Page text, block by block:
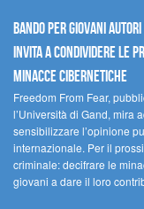
Bando per giovani
invita a condividere le
minacce cibernetiche
Freedom From Fear,
l’Università di Gand, mira
sensibilizzare l’opinione
internazionale. Per il
criminale: decifrare le
giovani a dare il loro